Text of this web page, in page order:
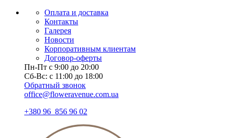
Оплата и доставка
Контакты
Галерея
Новости
Корпоративным клиентам
Договор-оферты
Пн-Пт с 9:00 до 20:00
Сб-Вс: с 11:00 до 18:00
Обратный звонок
office@floweravenue.com.ua
+380 96 856 96 02